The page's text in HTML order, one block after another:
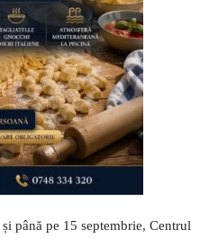
și până pe 15 septembrie, Centrul